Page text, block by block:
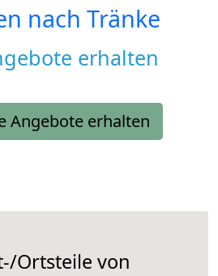
nach Tränke
erhalten
Angebote erhalten
Ortsteile von